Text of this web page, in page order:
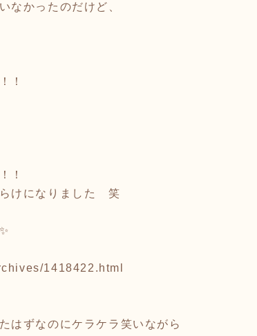
なかったのだけど、
！
！
けになりました 笑
1418422.html
はずなのにケラケラ笑いながら